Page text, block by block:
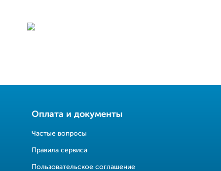
Оплата и документы
Частые вопросы
Правила сервиса
Пользовательское соглашение